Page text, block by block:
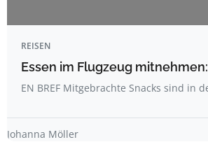
REISEN
Essen im Flugzeug
EN BREF Mitgebrachte Snacks sind in
Johanna Möller